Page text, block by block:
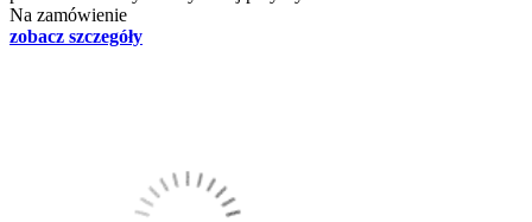
Na zamówienie
zobacz szczegóły